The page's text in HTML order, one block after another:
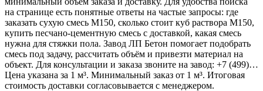
на странице есть понятные ответы на частые запросы: где
заказать сухую смесь М150, сколько стоит куб раствора М150,
купить песчано-цементную смесь с доставкой, какая смесь
нужна для стяжки пола. Завод ЛП Бетон помогает подобрать
смесь под задачу, рассчитать объём и привезти материал на
объект. Для консультации и заказа звоните на завод: +7 (499)…
Цена указана за 1 м³. Минимальный заказ от 1 м³. Итоговая
стоимость доставки согласовывается с менеджером.